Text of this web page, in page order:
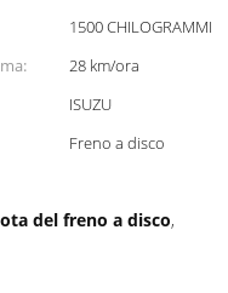
1500 CHILOGRAMMI
28 km/ora
ISUZU
Freno a disco
del freno a disco,